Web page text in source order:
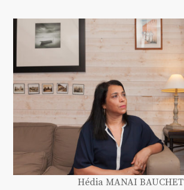
Hédia MANAI BAUCHET